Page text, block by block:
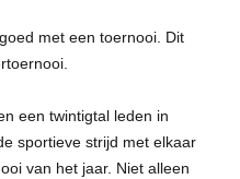
met een toernooi. Dit
een twintigtal leden in
sportieve strijd met elkaar
van het jaar. Niet alleen